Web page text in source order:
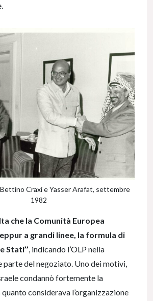
Craxi e Yasser Arafat, settembre
1982
che la Comunità Europea
a grandi linee, la formula di
Stati’’, indicando l’OLP nella
parte del negoziato. Uno dei motivi,
condannò fortemente la
considerava l’organizzazione